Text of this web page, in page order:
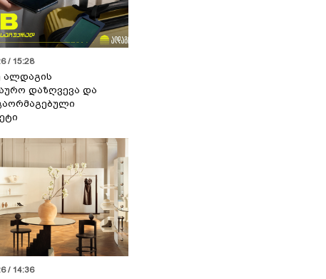
/ 15:28
ალდაგის
დაზღვევა და
/ 14:36